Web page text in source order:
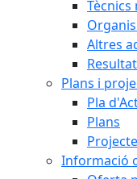
Tècnics
Altres
Plans i
Pla
Plans
Informació